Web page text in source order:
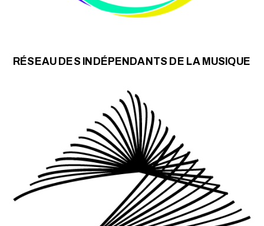
RÉSEAU DES INDÉPENDANTS DE LA MUSIQUE